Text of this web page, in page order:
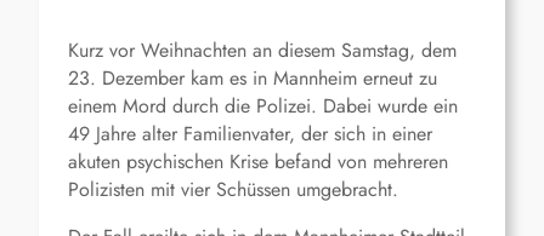
Kurz vor Weihnachten an diesem Samstag, dem
23. Dezember kam es in Mannheim erneut zu
einem Mord durch die Polizei. Dabei wurde ein
49 Jahre alter Familienvater, der sich in einer
akuten psychischen Krise befand von mehreren
Polizisten mit vier Schüssen umgebracht.